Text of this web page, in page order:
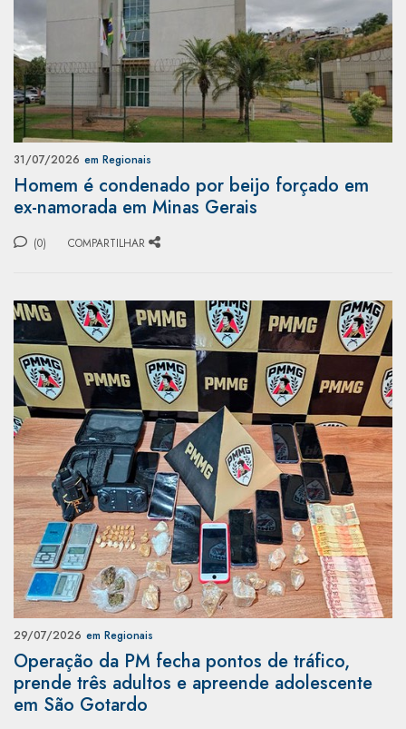
31/07/2026 em Regionais
Homem é condenado por beijo forçado em
ex-namorada em Minas Gerais
(0) COMPARTILHAR
29/07/2026 em Regionais
Operação da PM fecha pontos de tráfico,
prende três adultos e apreende adolescente
em São Gotardo